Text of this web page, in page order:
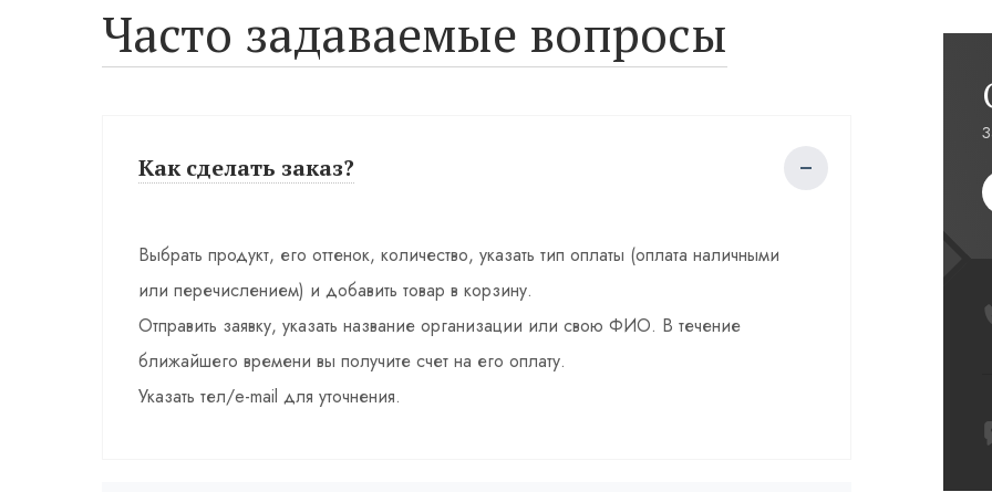
Часто задаваемые вопросы
Как сделать заказ?
Выбрать продукт, его оттенок, количество, указать тип оплаты (оплата наличными
или перечислением) и добавить товар в корзину.
Отправить заявку, указать название организации или свою ФИО. В течение
ближайшего времени вы получите счет на его оплату.
Указать тел/e-mail для уточнения.